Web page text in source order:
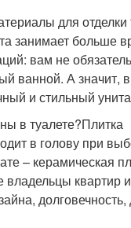
для
занимает больше
вам не
ванной. А значит,
и стильный
в туалете?Плитка
в голову при
– керамическая
квартир
долговечность,